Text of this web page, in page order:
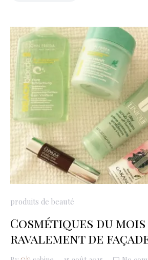
produits de beauté
Cosmétiques du mois
ravalement de